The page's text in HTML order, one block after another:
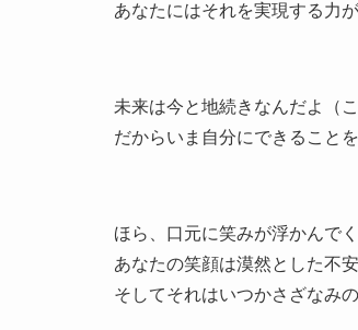
あなたにはそれを実現する力が
未来は今と地続きなんだよ（
だからいま自分にできること
ほら、口元に笑みが浮かんで
あなたの笑顔は漠然とした不
そしてそれはいつかさざなみ